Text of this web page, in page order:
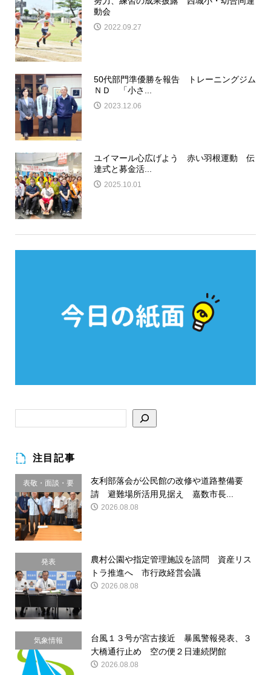
動会
2022.09.27
50代部門準優勝を報告 トレーニングジム
ＮＤ 「小さ...
2023.12.06
ユイマール心広げよう 赤い羽根運動 伝
達式と募金活...
2025.10.01
注目記事
表敬・面談・要
請
友利部落会が公民館の改修や道路整備要
請 避難場所活用見据え 嘉数市長...
2026.08.08
発表
農村公園や指定管理施設を諮問 資産リス
トラ推進へ 市行政経営会議
2026.08.08
気象情報
台風１３号が宮古接近 暴風警報発表、３
大橋通行止め 空の便２日連続閉館
2026.08.08